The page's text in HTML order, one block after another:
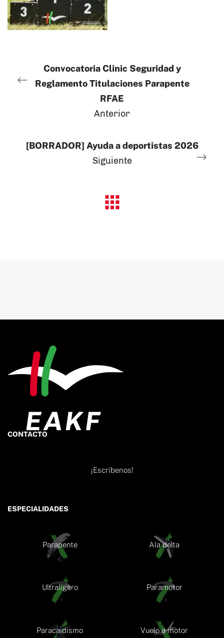
Convocatoria Clinic Seguridad y
Reglamento Titulaciones Parapente
RFAE
Anterior
[BORRADOR] Ayuda a deportistas 2026
Siguiente
CONTACTO
¡Escríbenos!
ESPECIALIDADES
Parapente
Ultraligero
Ala delta
Paramotor
Paracaidismo Vuelo a motor